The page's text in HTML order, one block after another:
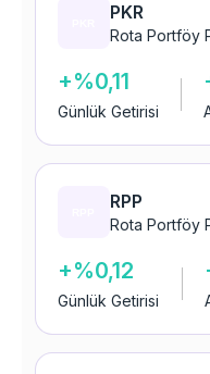
PKR
Rota Portföy
+%0,11
Günlük Getirisi
RPP
Rota Portföy
+%0,12
Günlük Getirisi